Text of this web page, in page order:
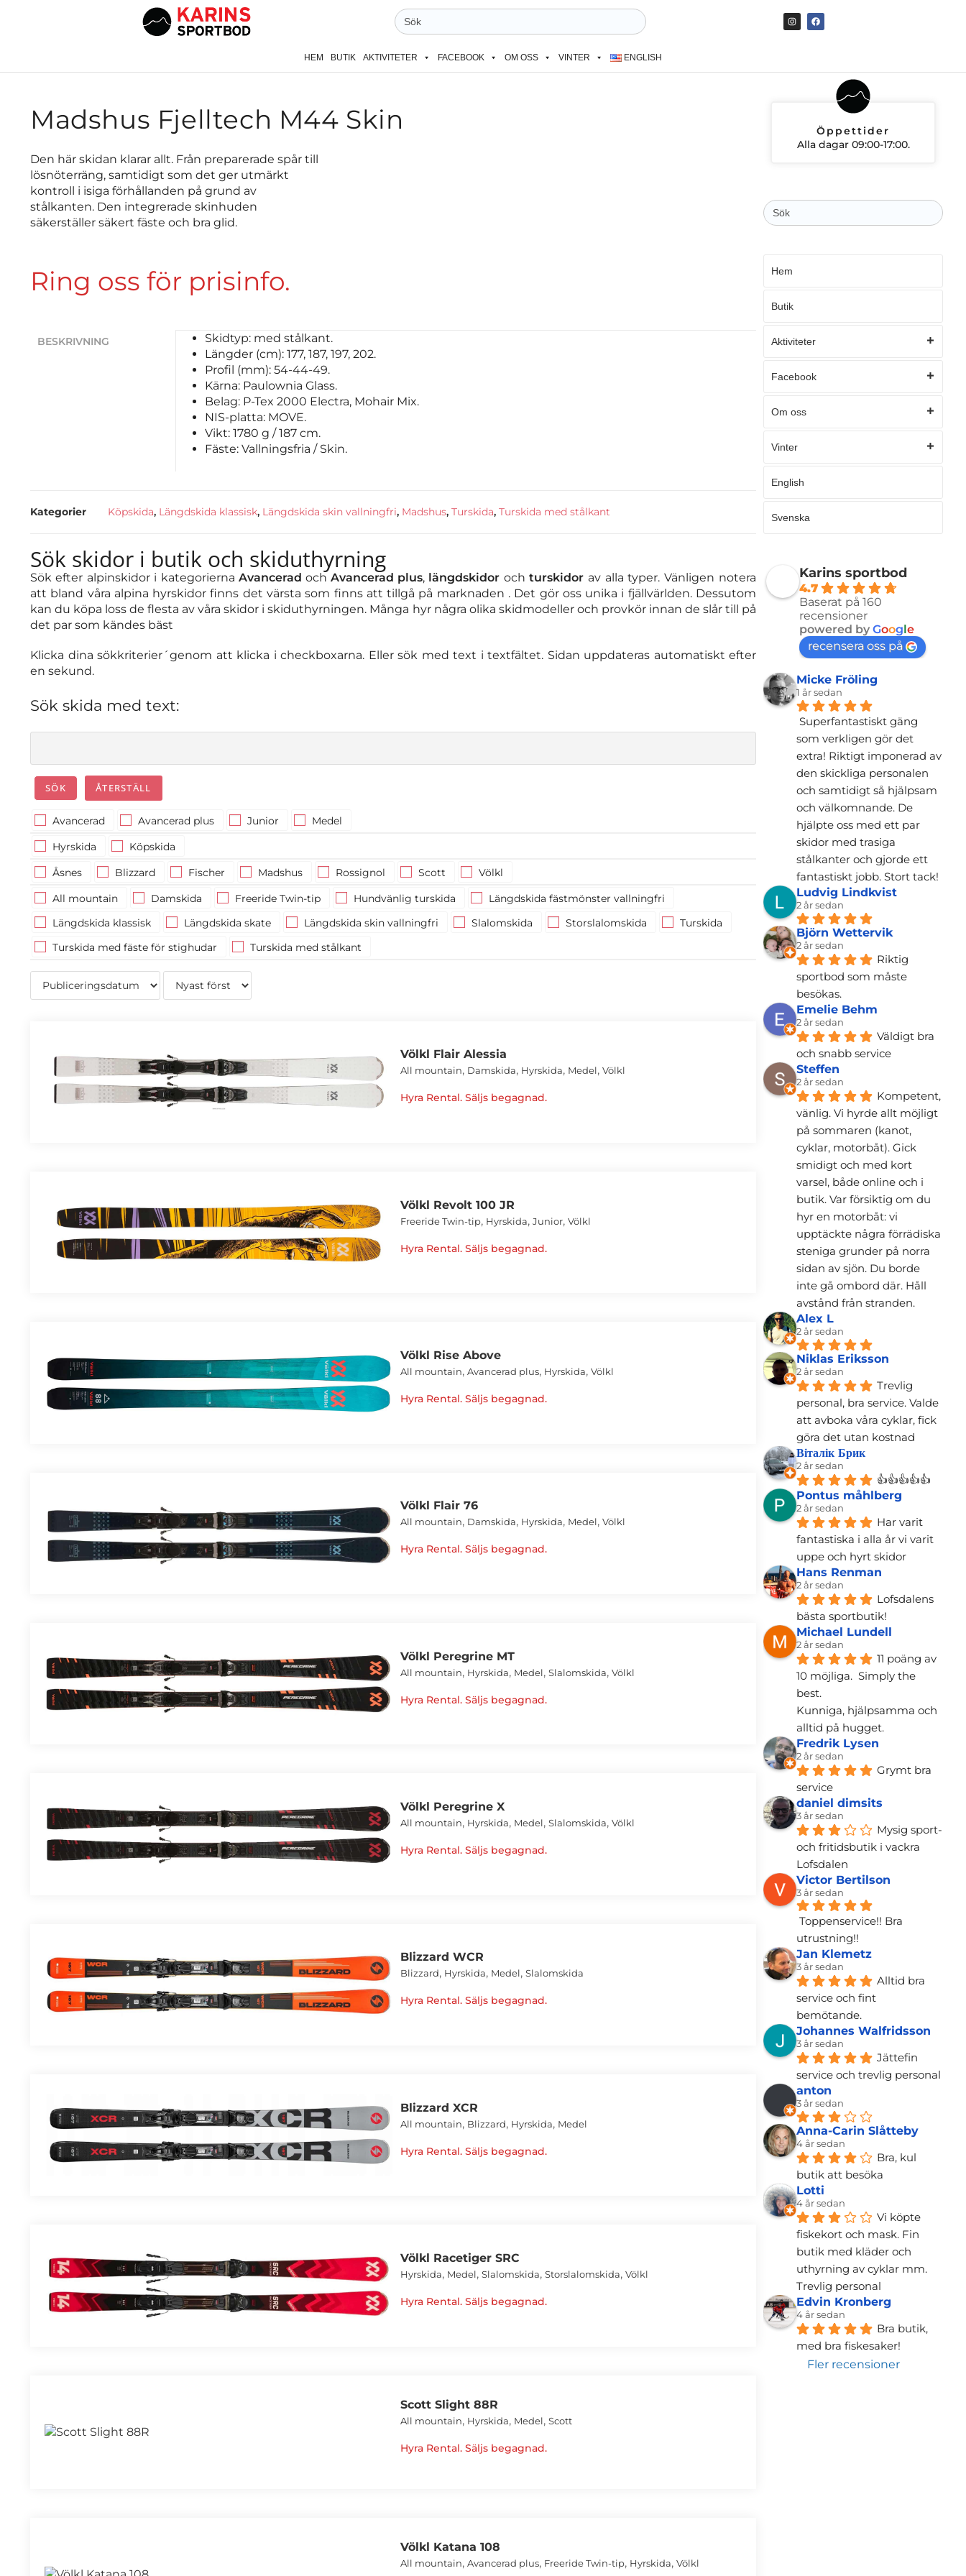
Sök
efter:
HEM BUTIK AKTIVITETER FACEBOOK OM OSS VINTER ENGLISH
Madshus Fjelltech M44 Skin
Den här skidan klarar allt. Från preparerade spår till
lösnöterräng, samtidigt som det ger utmärkt
kontroll i isiga förhållanden på grund av
stålkanten. Den integrerade skinhuden
säkerställer säkert fäste och bra glid.
Ring oss för prisinfo.
BESKRIVNING
Skidtyp: med stålkant.
Längder (cm): 177, 187, 197, 202.
Profil (mm): 54-44-49.
Kärna: Paulownia Glass.
Belag: P-Tex 2000 Electra, Mohair Mix.
NIS-platta: MOVE.
Vikt: 1780 g / 187 cm.
Fäste: Vallningsfria / Skin.
Kategorier Köpskida, Längdskida klassisk, Längdskida skin vallningfri, Madshus, Turskida, Turskida med stålkant
Sök skidor i butik och skiduthyrning
Sök efter alpinskidor i kategorierna Avancerad och Avancerad plus, längdskidor och turskidor av alla typer. Vänligen notera
att bland våra alpina hyrskidor finns det värsta som finns att tillgå på marknaden . Det gör oss unika i fjällvärlden. Dessutom
kan du köpa loss de flesta av våra skidor i skiduthyrningen. Många hyr några olika skidmodeller och provkör innan de slår till på
det par som kändes bäst
Klicka dina sökkriterier´genom att klicka i checkboxarna. Eller sök med text i textfältet. Sidan uppdateras automatiskt efter
en sekund.
Sök skida med text:
Avancerad Avancerad plus Junior
Medel
Hyrskida
Köpskida
Åsnes
Blizzard Fischer Madshus Rossignol Scott
Völkl
All mountain
Damskida Freeride Twin-tip Hundvänlig turskida
Längdskida fästmönster vallningfri
Längdskida klassisk
Längdskida skate Längdskida skin vallningfri Slalomskida Storslalomskida
Turskida
Turskida med fäste för stighudar
Turskida med stålkant
Völkl Flair Alessia
All mountain, Damskida, Hyrskida, Medel, Völkl
Hyra Rental. Säljs begagnad.
Völkl Revolt 100 JR
Freeride Twin-tip, Hyrskida, Junior, Völkl
Hyra Rental. Säljs begagnad.
Völkl Rise Above
All mountain, Avancerad plus, Hyrskida, Völkl
Hyra Rental. Säljs begagnad.
Völkl Flair 76
All mountain, Damskida, Hyrskida, Medel, Völkl
Hyra Rental. Säljs begagnad.
Völkl Peregrine MT
All mountain, Hyrskida, Medel, Slalomskida, Völkl
Hyra Rental. Säljs begagnad.
Völkl Peregrine X
All mountain, Hyrskida, Medel, Slalomskida, Völkl
Hyra Rental. Säljs begagnad.
Blizzard WCR
Blizzard, Hyrskida, Medel, Slalomskida
Hyra Rental. Säljs begagnad.
Blizzard XCR
All mountain, Blizzard, Hyrskida, Medel
Hyra Rental. Säljs begagnad.
Völkl Racetiger SRC
Hyrskida, Medel, Slalomskida, Storslalomskida, Völkl
Hyra Rental. Säljs begagnad.
Scott Slight 88R
All mountain, Hyrskida, Medel, Scott
Hyra Rental. Säljs begagnad.
Völkl Katana 108
All mountain, Avancerad plus, Freeride Twin-tip, Hyrskida, Völkl
Öppettider
Alla dagar 09:00-17:00.
Sök
efter:
Hem
Butik
Aktiviteter
Facebook
Om oss
Vinter
English
Svenska
Karins sportbod
4.7
Baserat på 160
recensioner
powered by Google
recensera oss på
Micke Fröling
1 år sedan
Superfantastiskt gäng
som verkligen gör det
extra! Riktigt imponerad av
den skickliga personalen
och samtidigt så hjälpsam
och välkomnande. De
hjälpte oss med ett par
skidor med trasiga
stålkanter och gjorde ett
fantastiskt jobb. Stort tack!
Ludvig Lindkvist
2 år sedan
Björn Wettervik
2 år sedan
Riktig
sportbod som måste
besökas.
Emelie Behm
2 år sedan
Väldigt bra
och snabb service
Steffen
2 år sedan
Kompetent,
vänlig. Vi hyrde allt möjligt
på sommaren (kanot,
cyklar, motorbåt). Gick
smidigt och med kort
varsel, både online och i
butik. Var försiktig om du
hyr en motorbåt: vi
upptäckte några förrädiska
steniga grunder på norra
sidan av sjön. Du borde
inte gå ombord där. Håll
avstånd från stranden.
Alex L
2 år sedan
Niklas Eriksson
2 år sedan
Trevlig
personal, bra service. Valde
att avboka våra cyklar, fick
göra det utan kostnad
Віталік Брик
2 år sedan
👍👍👍👍👍
Pontus måhlberg
2 år sedan
Har varit
fantastiska i alla år vi varit
uppe och hyrt skidor
Hans Renman
2 år sedan
Lofsdalens
bästa sportbutik!
Michael Lundell
2 år sedan
11 poäng av
10 möjliga.  Simply the
best.
Kunniga, hjälpsamma och
alltid på hugget.
Fredrik Lysen
2 år sedan
Grymt bra
service
daniel dimsits
3 år sedan
Mysig sport-
och fritidsbutik i vackra
Lofsdalen
Victor Bertilson
3 år sedan
Toppenservice!! Bra
utrustning!!
Jan Klemetz
3 år sedan
Alltid bra
service och fint
bemötande.
Johannes Walfridsson
3 år sedan
Jättefin
service och trevlig personal
anton
3 år sedan
Anna-Carin Slåtteby
4 år sedan
Bra, kul
butik att besöka
Lotti
4 år sedan
Vi köpte
fiskekort och mask. Fin
butik med kläder och
uthyrning av cyklar mm.
Trevlig personal
Edvin Kronberg
4 år sedan
Bra butik,
med bra fiskesaker!
Fler recensioner